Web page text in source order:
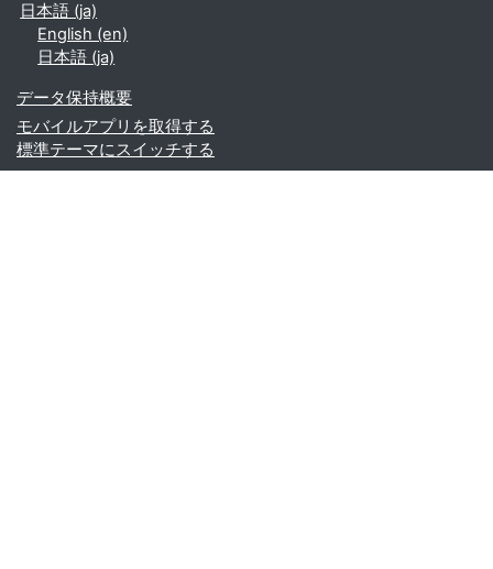
日本語 ‎(ja)‎
English ‎(en)‎
日本語 ‎(ja)‎
データ保持概要
モバイルアプリを取得する
標準テーマにスイッチする